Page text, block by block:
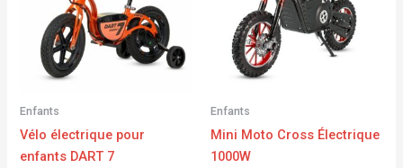
Enfants
Vélo électrique pour
enfants DART 7
Enfants
Mini Moto Cross Électrique
1000W